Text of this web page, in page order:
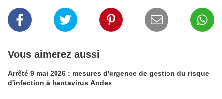
Vous aimerez aussi
Arrêté 9 mai 2026 : mesures d'urgence de gestion du risque
d'infection à hantavirus Andes